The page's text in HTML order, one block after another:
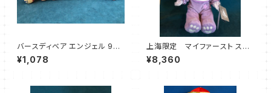
バースディベア エンジェル 9〜1
2月
¥1,078
上海限定 マイファースト ステ
ラルー
¥8,360